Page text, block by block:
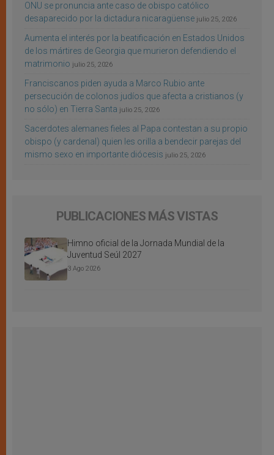
ONU se pronuncia ante caso de obispo católico
desaparecido por la dictadura nicaragüense julio 25, 2026
Aumenta el interés por la beatificación en Estados Unidos
de los mártires de Georgia que murieron defendiendo el
matrimonio julio 25, 2026
Franciscanos piden ayuda a Marco Rubio ante
persecución de colonos judíos que afecta a cristianos (y
no sólo) en Tierra Santa julio 25, 2026
Sacerdotes alemanes fieles al Papa contestan a su propio
obispo (y cardenal) quien les orilla a bendecir parejas del
mismo sexo en importante diócesis julio 25, 2026
PUBLICACIONES MÁS VISTAS
Himno oficial de la Jornada Mundial de la
Juventud Seúl 2027
3 Ago 2026